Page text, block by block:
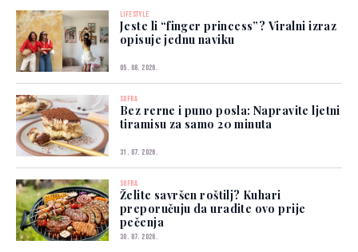
LIFESTYLE
Jeste li “finger princess”? Viralni izraz
opisuje jednu naviku
05. 08. 2026.
SOFRA
Bez rerne i puno posla: Napravite ljetni
tiramisu za samo 20 minuta
31. 07. 2026.
SOFRA
Želite savršen roštilj? Kuhari
preporučuju da uradite ovo prije
pečenja
30. 07. 2026.